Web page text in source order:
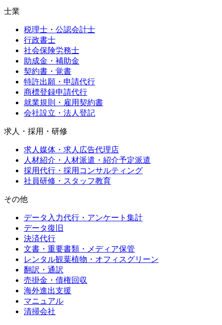
士業
税理士・公認会計士
行政書士
社会保険労務士
助成金・補助金
契約書・覚書
特許出願・申請代行
商標登録申請代行
就業規則・雇用契約書
会社設立・法人登記
求人・採用・研修
求人媒体・求人広告代理店
人材紹介・人材派遣・紹介予定派遣
採用代行・採用コンサルティング
社員研修・スタッフ教育
その他
データ入力代行・アンケート集計
データ復旧
決済代行
文書・重要書類・メディア保管
レンタル観葉植物・オフィスグリーン
翻訳・通訳
売掛金・債権回収
海外進出支援
マニュアル
清掃会社